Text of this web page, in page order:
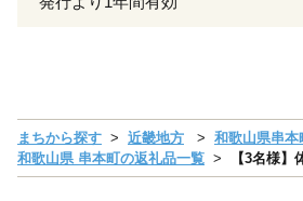
まちから探す 近畿地方
和歌山県串本
和歌山県 串本町の返礼品一覧
【3名様